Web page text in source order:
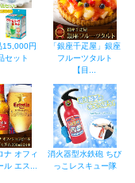
15,000円
セット
「銀座千疋屋」銀座
フルーツタルト
【目...
ナ オフィ
ル エス...
消火器型水鉄砲 ちび
っこレスキュー隊